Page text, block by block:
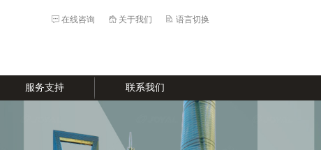
语言切换
关于我们
在线咨询
服务支持 联系我们